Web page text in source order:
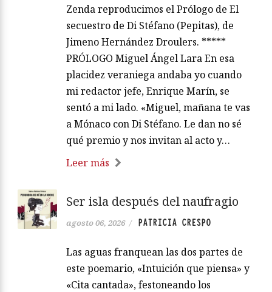
Zenda reproducimos el Prólogo de El
secuestro de Di Stéfano (Pepitas), de
Jimeno Hernández Droulers. *****
PRÓLOGO Miguel Ángel Lara En esa
placidez veraniega andaba yo cuando
mi redactor jefe, Enrique Marín, se
sentó a mi lado. «Miguel, mañana te vas
a Mónaco con Di Stéfano. Le dan no sé
qué premio y nos invitan al acto y…
Leer más
Ser isla después del naufragio
agosto 06, 2026 / PATRICIA CRESPO
Las aguas franquean las dos partes de
este poemario, «Intuición que piensa» y
«Cita cantada», festoneando los